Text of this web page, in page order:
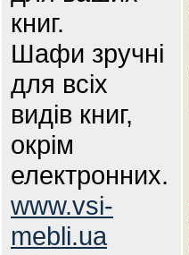
книг.
Шафи зручні
для всіх
видів книг,
окрім
електронних.
www.vsi-
mebli.ua